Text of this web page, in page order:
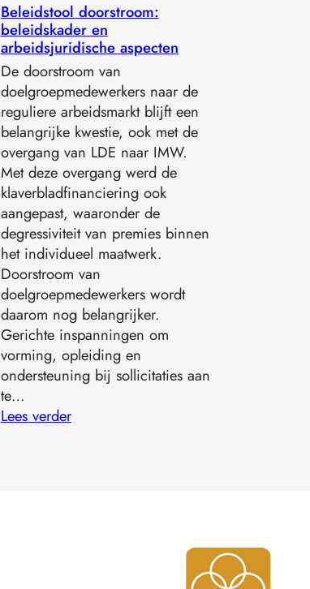
Beleidstool doorstroom:
beleidskader en
arbeidsjuridische aspecten
De doorstroom van
doelgroepmedewerkers naar de
reguliere arbeidsmarkt blijft een
belangrijke kwestie, ook met de
overgang van LDE naar IMW.
Met deze overgang werd de
klaverbladfinanciering ook
aangepast, waaronder de
degressiviteit van premies binnen
het individueel maatwerk.
Doorstroom van
doelgroepmedewerkers wordt
daarom nog belangrijker.
Gerichte inspanningen om
vorming, opleiding en
ondersteuning bij sollicitaties aan
te…
Lees verder